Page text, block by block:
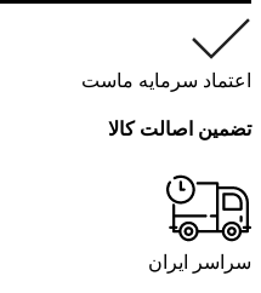
اعتماد سرمایه ماست
تضمین اصالت کالا
سراسر ایران